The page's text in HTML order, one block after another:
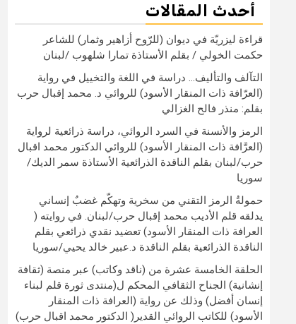
أحدث المقالات
قراءة ليزريّة في ديوان (للرّوح أزاهير وثمار) للشاعر
حكمت الخولي / بقلم الأستاذة تمارا شلهوب /لبنان
التآلف والتأليف… دراسة في اللغة والتخييل في رواية
(العرّافة ذات المنقار الأسود) للروائي د. محمد إقبال حرب
بقلم: منذر فالح الغزالي
الرمز والأنسنة في السرد الروائي، دراسة ذرائعية لرواية
(العرَّافة ذات المنقار الأسود) للروائي الدكتور محمد اقبال
حرب/لبنان بقلم الناقدة الذرائعية الأستاذة سمر الديك/
سوريا
حمولةُ الرمز التقني من سخرية وتهكّم غضبٌ إنساني
يدلقه قلم الأديب محمد إقبال حرب/لبنان. في روايته (
العرافة ذات المنقار الأسود) تعضيد نقدي ذرائعي بقلم
الناقدة الذرائعية بقلم الناقدة د.عبير خالد يحيي/سوريا
الحلقة الخامسة عشرة من (ناقد وكاتب) عبر منصة (ثقافة
إنشانية) الجناح الثقافي المحكم ل(منتدى ثورة قلم لبناء
إنسان أفضل) وذلك عن رواية (العرافة ذات المنقار
الأسود) للكاتب الروائي القدير( الدكتور محمد اقبال حرب)